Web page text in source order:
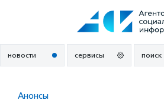
новости сервисы поиск
Анонсы